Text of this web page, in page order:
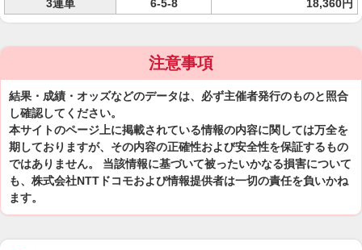
3連単
6-5-8 18,360円
注意事項
結果・成績・オッズなどのデータは、必ず主催者発行のものと照合
し確認してください。
本サイトのページ上に掲載されている情報の内容に関しては万全を
期しておりますが、その内容の正確性および安全性を保証するもの
ではありません。 当該情報に基づいて被ったいかなる損害について
も、株式会社NTTドコモおよび情報提供者は一切の責任を負いかね
ます。